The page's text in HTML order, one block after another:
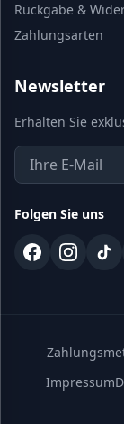
Rückgabe &
Zahlungsarten
Newsletter
Erhalten Sie
Folgen Sie uns
Impressum